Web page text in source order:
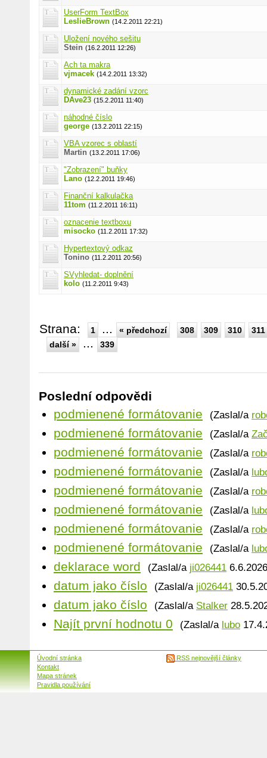
UserForm TextBox
LeslieBrown (14.2.2011 22:21)
Uložení nového sešitu
Stein (16.2.2011 12:26)
Ach ta makra
vjmacek (14.2.2011 13:32)
dynamické zadání vzorc
DAve23 (15.2.2011 11:40)
náhodné číslo
george (13.2.2011 22:15)
VBA vzorec s oblastí
Martin (13.2.2011 17:06)
"Zobrazení" buňky
Lano (12.2.2011 19:46)
Finanční kalkulačka
11tom (11.2.2011 16:11)
oznacenie textboxu
misocko (11.2.2011 17:32)
Hypertextový odkaz
Tonino (11.2.2011 20:56)
SVyhledat- doplnění
kolo (11.2.2011 9:43)
Strana: 1 ... « předchozí 308 309 310
311
další »
... 339
Poslední odpovědi
podmienené formátovanie
(Zaslal/a
podmienené formátovanie (Zaslal/a
podmienené formátovanie (Zaslal/a
podmienené formátovanie (Zaslal/a
podmienené formátovanie (Zaslal/a
podmienené formátovanie (Zaslal/a
podmienené formátovanie (Zaslal/a
podmienené formátovanie (Zaslal/a
deklarace word (Zaslal/a ji026441
datum jako číslo (Zaslal/a ji026441
datum jako číslo (Zaslal/a Stalker
Najít první hodnotu 0 (Zaslal/a lubo
Úvodní stránka
Kontakt
Mapa stránek
Pravidla používání
RSS nejnovější články